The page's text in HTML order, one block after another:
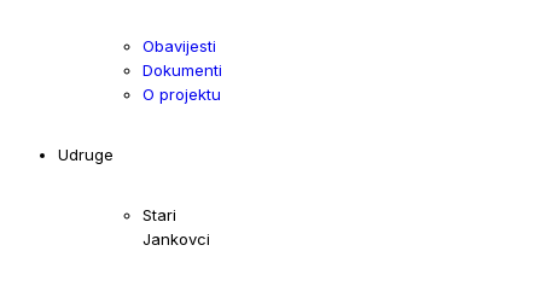
Obavijesti
Dokumenti
O projektu
Udruge
Stari
Jankovci